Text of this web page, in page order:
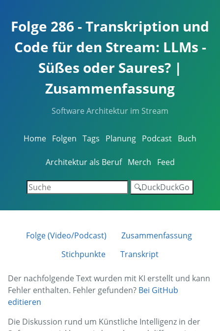
Folge 286 - Transkription und
Code für den Stream: LLMs -
Süßes oder Saures? |
Zusammenfassung
Software Architektur im Stream
Home Folgen Tags Planung Podcast Buch
Architektur als Beruf Merch Feed
🔍DuckDuckGo
Folge (Video/Podcast)
Zusammenfassung
Stichpunkte
Transkript
Der nachfolgende Text wurden mit KI erstellt und kann
Fehler enthalten. Fehler gefunden? Bei GitHub
editieren
Die Diskussion rund um Künstliche Intelligenz in der